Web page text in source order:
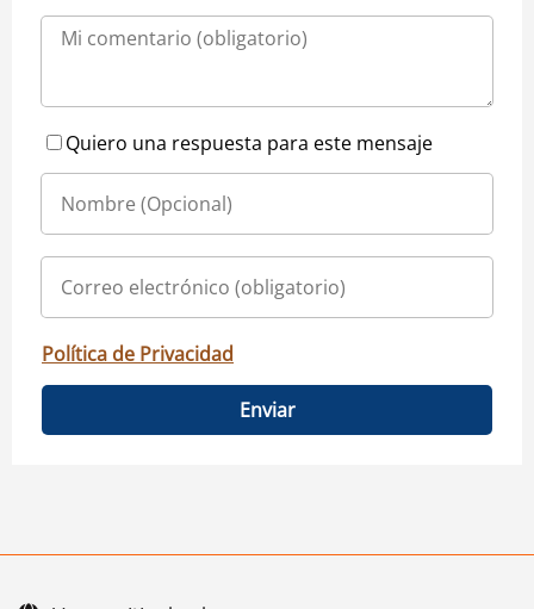
Quiero una respuesta para este mensaje
Política de Privacidad
Enviar